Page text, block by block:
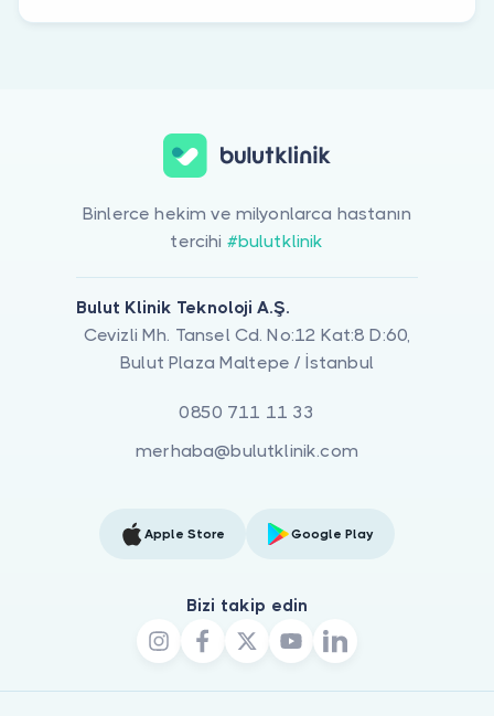
Binlerce hekim ve milyonlarca hastanın
tercihi #bulutklinik
Bulut Klinik Teknoloji A.Ş.
Cevizli Mh. Tansel Cd. No:12 Kat:8 D:60,
Bulut Plaza Maltepe / İstanbul
0850 711 11 33
merhaba@bulutklinik.com
Apple Store Google Play
Bizi takip edin